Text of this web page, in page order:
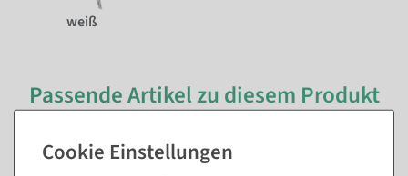
weiß
Passende Artikel zu diesem Produkt
(8)